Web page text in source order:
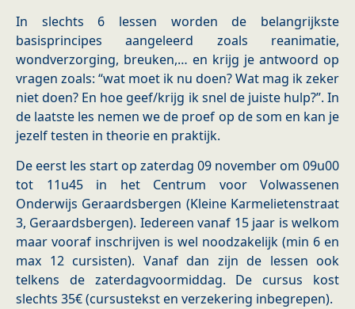
In slechts 6 lessen worden de belangrijkste
basisprincipes aangeleerd zoals reanimatie,
wondverzorging, breuken,… en krijg je antwoord op
vragen zoals: “wat moet ik nu doen? Wat mag ik zeker
niet doen? En hoe geef/krijg ik snel de juiste hulp?”. In
de laatste les nemen we de proef op de som en kan je
jezelf testen in theorie en praktijk.
De eerst les start op zaterdag 09 november om 09u00
tot 11u45 in het Centrum voor Volwassenen
Onderwijs Geraardsbergen (Kleine Karmelietenstraat
3, Geraardsbergen). Iedereen vanaf 15 jaar is welkom
maar vooraf inschrijven is wel noodzakelijk (min 6 en
max 12 cursisten). Vanaf dan zijn de lessen ook
telkens de zaterdagvoormiddag. De cursus kost
slechts 35€ (cursustekst en verzekering inbegrepen).